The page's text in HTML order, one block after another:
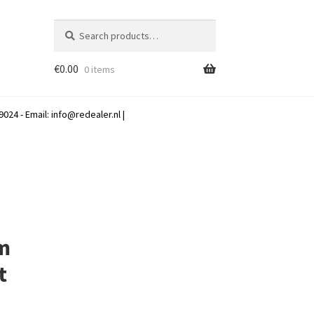
for:
€0.00 0 items
- Email: info@redealer.nl|